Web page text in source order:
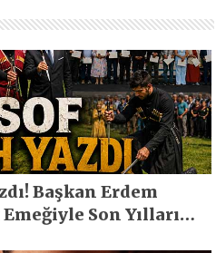
Başkan Erdem
Son Yılların